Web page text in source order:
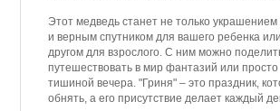
Этот медведь станет не только
и верным спутником для вашего ребенка
другом для взрослого. С ним можно
путешествовать в мир фантазий или
тишиной вечера. "Гриня" – это праздник,
обнять, а его присутствие делает каждый